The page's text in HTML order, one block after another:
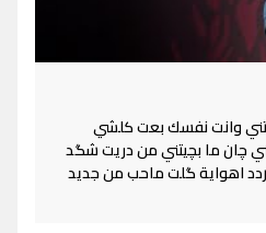
وانت نفسك بعت كلشي
چان ما بچيتني من دريت شگد
اهواية گلت ماحب من جديد